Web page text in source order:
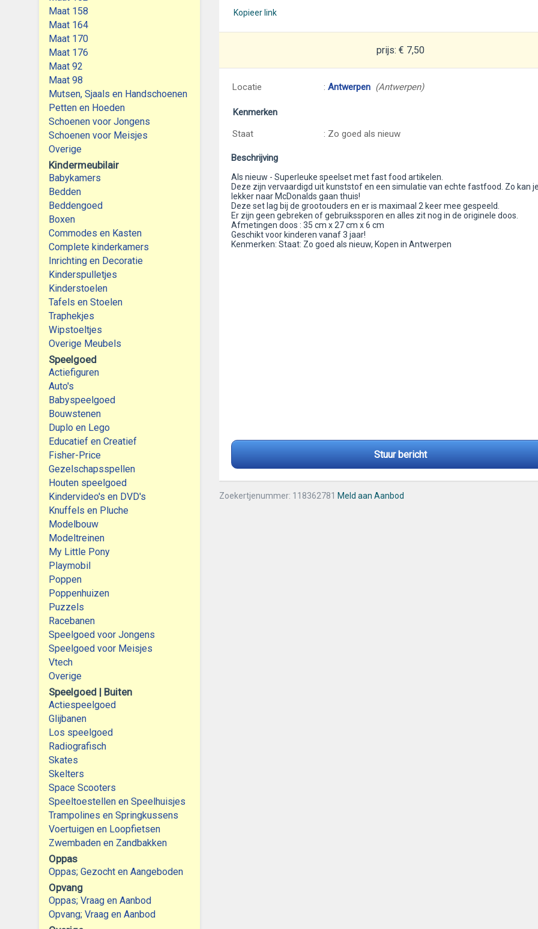
Maat 158
Maat 164
Maat 170
Maat 176
Maat 92
Maat 98
Mutsen, Sjaals en Handschoenen
Petten en Hoeden
Schoenen voor Jongens
Schoenen voor Meisjes
Overige
Kindermeubilair
Babykamers
Bedden
Beddengoed
Boxen
Commodes en Kasten
Complete kinderkamers
Inrichting en Decoratie
Kinderspulletjes
Kinderstoelen
Tafels en Stoelen
Traphekjes
Wipstoeltjes
Overige Meubels
Speelgoed
Actiefiguren
Auto's
Babyspeelgoed
Bouwstenen
Duplo en Lego
Educatief en Creatief
Fisher-Price
Gezelschapsspellen
Houten speelgoed
Kindervideo's en DVD's
Knuffels en Pluche
Modelbouw
Modeltreinen
My Little Pony
Playmobil
Poppen
Poppenhuizen
Puzzels
Racebanen
Speelgoed voor Jongens
Speelgoed voor Meisjes
Vtech
Overige
Speelgoed | Buiten
Actiespeelgoed
Glijbanen
Los speelgoed
Radiografisch
Skates
Skelters
Space Scooters
Speeltoestellen en Speelhuisjes
Trampolines en Springkussens
Voertuigen en Loopfietsen
Zwembaden en Zandbakken
Oppas
Oppas; Gezocht en Aangeboden
Opvang
Oppas; Vraag en Aanbod
Opvang; Vraag en Aanbod
Kopieer link
prijs: € 7,50
Locatie : Antwerpen (Antwerpen)
Kenmerken
Staat
: Zo goed als nieuw
Beschrijving
Als nieuw - Superleuke speelset met fast food artikelen.
Deze zijn vervaardigd uit kunststof en een simulatie van echte fastfood. Zo kan
lekker naar McDonalds gaan thuis!
Deze set lag bij de grootouders en er is maximaal 2 keer mee gespeeld.
Er zijn geen gebreken of gebruikssporen en alles zit nog in de originele doos.
Afmetingen doos : 35 cm x 27 cm x 6 cm
Geschikt voor kinderen vanaf 3 jaar!
Kenmerken: Staat: Zo goed als nieuw, Kopen in Antwerpen
Stuur bericht
Zoekertjenummer: 118362781 Meld aan Aanbod